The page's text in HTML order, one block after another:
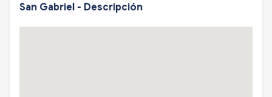
San Gabriel - Descripción